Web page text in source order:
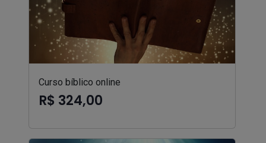
Curso bíblico online
R$ 324,00